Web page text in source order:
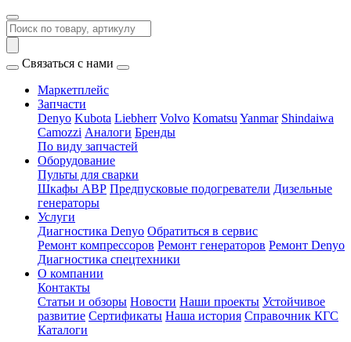
Связаться с нами
Маркетплейс
Запчасти
Denyo Kubota Liebherr Volvo Komatsu Yanmar Shindaiwa
Camozzi Аналоги Бренды
По виду запчастей
Оборудование
Пульты для сварки
Шкафы АВР Предпусковые подогреватели Дизельные
генераторы
Услуги
Диагностика Denyo Обратиться в сервис
Ремонт компрессоров Ремонт генераторов Ремонт Denyo
Диагностика спецтехники
О компании
Контакты
Статьи и обзоры Новости Наши проекты Устойчивое
развитие Сертификаты Наша история Справочник КГС
Каталоги